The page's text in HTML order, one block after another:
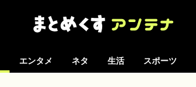
エンタメ ネタ 生活 スポーツ